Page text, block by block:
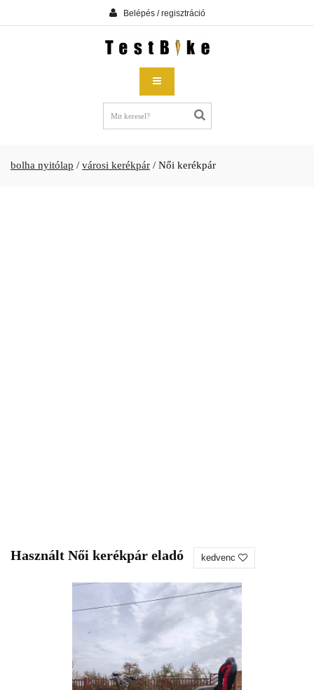
Belépés / regisztráció
bolha nyitólap / városi kerékpár / Női kerékpár
Használt Női kerékpár eladó kedvenc